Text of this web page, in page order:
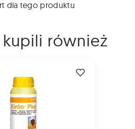
dla tego produktu
również